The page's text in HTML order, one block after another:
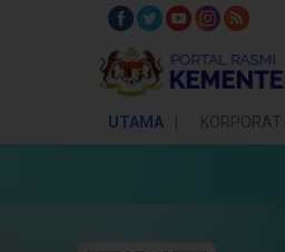
UTAMA KORPORAT